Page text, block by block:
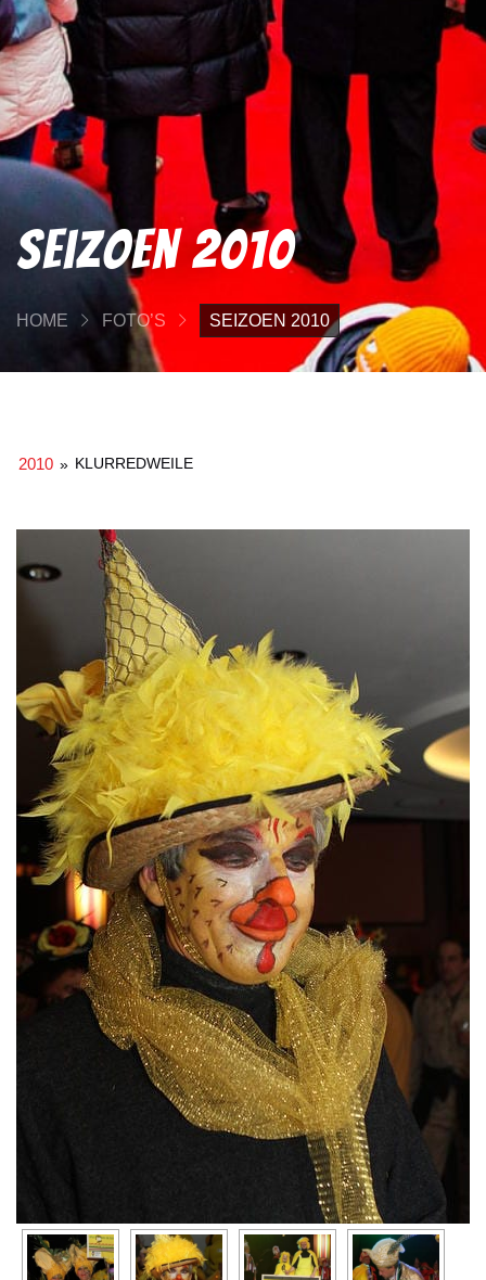
Seizoen 2010
HOME FOTO’S SEIZOEN 2010
2010 » KLURREDWEILE